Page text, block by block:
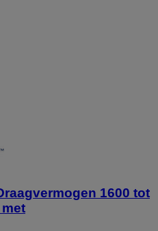
1600 tot